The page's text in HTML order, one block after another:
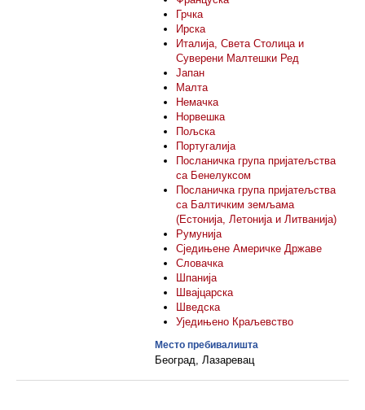
Грчка
Ирска
Италија, Светa Столицa и
Суверени Малтешки Ред
Јапан
Малта
Немачка
Норвешка
Пољска
Португалија
Посланичка група пријатељства
са Бенелуксом
Посланичка група пријатељства
са Балтичким земљама
(Естонија, Летонија и Литванија)
Румунија
Сједињене Америчке Државе
Словачка
Шпанија
Швајцарска
Шведска
Уједињено Краљевство
Место пребивалишта
Београд, Лазаревац